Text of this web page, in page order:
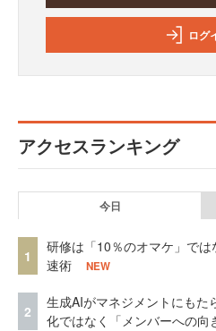
ログ
アクセスランキング
今日
1
研修は「10％のオマケ」で
速術
NEW
2
生成AIがマネジメントにもた
化ではなく「メンバーへの向